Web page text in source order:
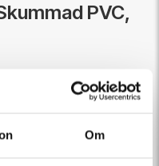
Om
PVC,
PVC med UV-tryck.